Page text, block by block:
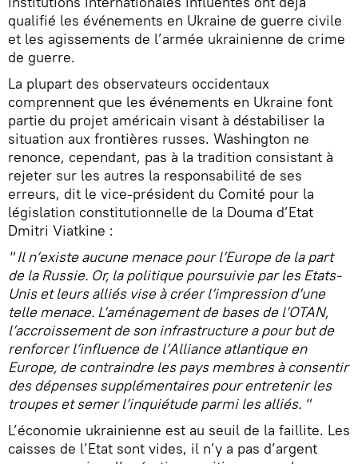
qualifié les événements en Ukraine de guerre civile
et les agissements de l’armée ukrainienne de crime
de guerre.
La plupart des observateurs occidentaux
comprennent que les événements en Ukraine font
partie du projet américain visant à déstabiliser la
situation aux frontières russes. Washington ne
renonce, cependant, pas à la tradition consistant à
rejeter sur les autres la responsabilité de ses
erreurs, dit le vice-président du Comité pour la
législation constitutionnelle de la Douma d’Etat
Dmitri Viatkine :
" Il n’existe aucune menace pour l’Europe de la part
de la Russie. Or, la politique poursuivie par les Etats-
Unis et leurs alliés vise à créer l’impression d’une
telle menace. L’aménagement de bases de l’OTAN,
l’accroissement de son infrastructure a pour but de
renforcer l’influence de l’Alliance atlantique en
Europe, de contraindre les pays membres à consentir
des dépenses supplémentaires pour entretenir les
troupes et semer l’inquiétude parmi les alliés. "
L’économie ukrainienne est au seuil de la faillite. Les
caisses de l’Etat sont vides, il n’y a pas d’argent